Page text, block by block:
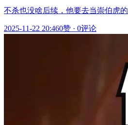
不杀也没啥后续，他要去当崇伯虎的
2025-11-22 20:460赞 · 0评论